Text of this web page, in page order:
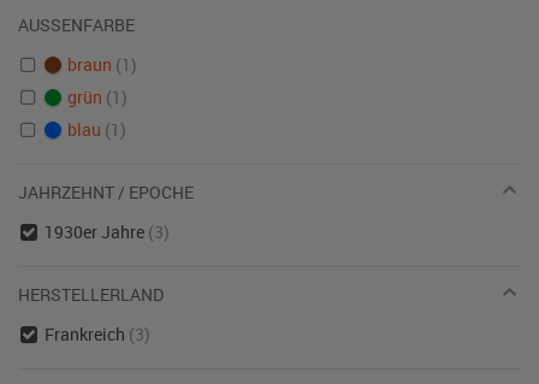
AUSSENFARBE
braun (1)
grün (1)
blau (1)
JAHRZEHNT / EPOCHE
1930er Jahre (3)
HERSTELLERLAND
Frankreich (3)